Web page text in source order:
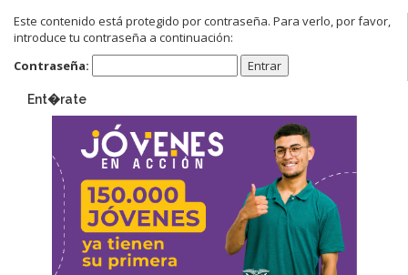
Este contenido está protegido por contraseña. Para verlo, por favor,
introduce tu contraseña a continuación:
Contraseña:
Ent�rate